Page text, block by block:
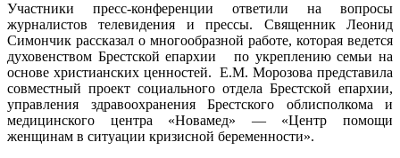
Участники пресс-конференции ответили на вопросы
журналистов телевидения и прессы. Священник Леонид
Симончик рассказал о многообразной работе, которая ведется
духовенством Брестской епархии по укреплению семьи на
основе христианских ценностей. Е.М. Морозова представила
совместный проект социального отдела Брестской епархии,
управления здравоохранения Брестского облисполкома и
медицинского центра «Новамед» — «Центр помощи
женщинам в ситуации кризисной беременности».